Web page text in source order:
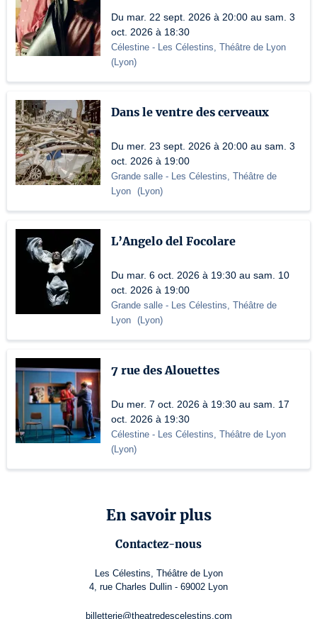
Du mar. 22 sept. 2026 à 20:00 au sam. 3
oct. 2026 à 18:30
Célestine - Les Célestins, Théâtre de Lyon
(Lyon)
Dans le ventre des cerveaux
Du mer. 23 sept. 2026 à 20:00 au sam. 3
oct. 2026 à 19:00
Grande salle - Les Célestins, Théâtre de
Lyon (Lyon)
L’Angelo del Focolare
Du mar. 6 oct. 2026 à 19:30 au sam. 10
oct. 2026 à 19:00
Grande salle - Les Célestins, Théâtre de
Lyon (Lyon)
7 rue des Alouettes
Du mer. 7 oct. 2026 à 19:30 au sam. 17
oct. 2026 à 19:30
Célestine - Les Célestins, Théâtre de Lyon
(Lyon)
En savoir plus
Contactez-nous
Les Célestins, Théâtre de Lyon
4, rue Charles Dullin - 69002 Lyon
billetterie@theatredescelestins.com